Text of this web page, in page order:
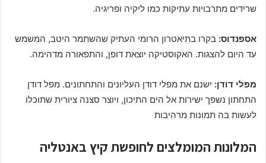
שרידים מתרבויות עתיקות כמו ליקיה ופריגיה.
אספנדוס: בקרו בתיאטרון הרומי העתיק שהשתמר היטב, המשמש
עד היום להצגות. האקוסטיקה יוצאת דופן, והתפאורה מדהימה.
מפלי דודן: ישנם את מפלי דודן העליונים והתחתונים. מפל דודן
התחתון נשפך ישירות אל הים התיכון, ויוצר סצנה ציורית שתוכלו
לעשות בה תמונות מרהיבות
המלונות המומלצים לחופשת קיץ באנטליה